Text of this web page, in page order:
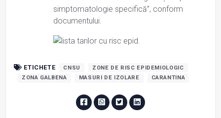
simptomatologie specifică”, conform
documentului.
ETICHETE CNSU
ZONE DE RISC EPIDEMIOLOGIC
ZONA GALBENA
MASURI DE IZOLARE CARANTINA